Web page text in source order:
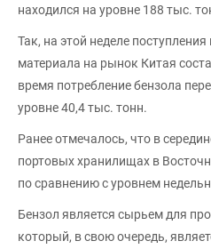
находился на уровне 188 тыс.
Так, на этой неделе
материала на рынок Китая
время потребление бензола
уровне 40,4 тыс. тонн.
Ранее отмечалось, что в
портовых хранилищах в
по сравнению с уровнем
Бензол является сырьем для
который, в свою очередь,